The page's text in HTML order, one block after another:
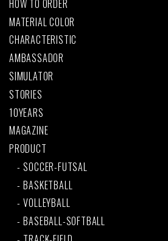
HOW TO ORDER
MATERIAL COLOR
CHARACTERISTIC
AMBASSADOR
SIMULATOR
STORIES
10YEARS
MAGAZINE
PRODUCT
SOCCER-FUTSAL
BASKETBALL
VOLLEYBALL
BASEBALL-SOFTBALL